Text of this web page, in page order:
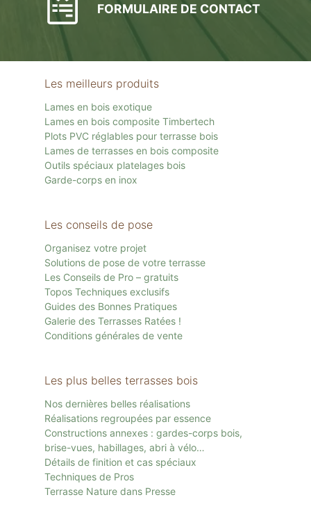
FORMULAIRE DE CONTACT
Les meilleurs produits
Lames en bois exotique
Lames en bois composite Timbertech
Plots PVC réglables pour terrasse bois
Lames de terrasses en bois composite
Outils spéciaux platelages bois
Garde-corps en inox
Les conseils de pose
Organisez votre projet
Solutions de pose de votre terrasse
Les Conseils de Pro – gratuits
Topos Techniques exclusifs
Guides des Bonnes Pratiques
Galerie des Terrasses Ratées !
Conditions générales de vente
Les plus belles terrasses bois
Nos dernières belles réalisations
Réalisations regroupées par essence
Constructions annexes : gardes-corps bois,
brise-vues, habillages, abri à vélo…
Détails de finition et cas spéciaux
Techniques de Pros
Terrasse Nature dans Presse